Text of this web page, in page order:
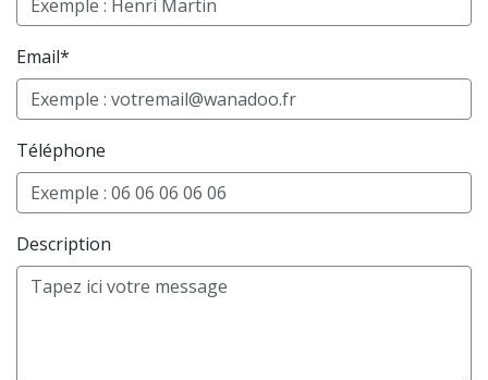
Email*
Téléphone
Description